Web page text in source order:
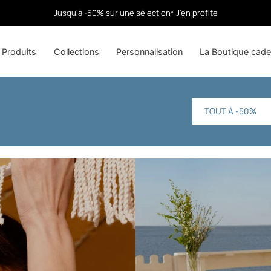
Jusqu'à -50% sur une sélection* J'en profite
Produits Collections Personnalisation La Boutique
TOUT À -50%